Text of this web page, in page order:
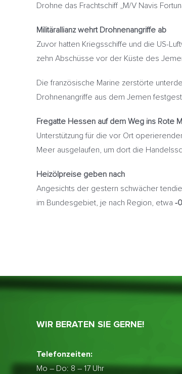
Drohne das Frachtschiff „M/V Navis
Militärallianz wehrt Drohnenangriffe ab
Zuvor hatten Kriegsschiffe und die US-
zehn Abschüsse vor der Küste des
Die französische Marine zerstörte
Drohnenangriffe aus dem Jemen
Fregatte Hessen auf dem Weg ins Rote
Unterstützung für die vor Ort
Meer ausgelaufen, um dort die
Heizölpreise geben nach
Angesichts der gestern schwächer
im Bundesgebiet, je nach Region, etwa -
WIR BERATEN SIE GERNE!
Telefonzeiten:
Mo – Do:8 – 17 Uhr